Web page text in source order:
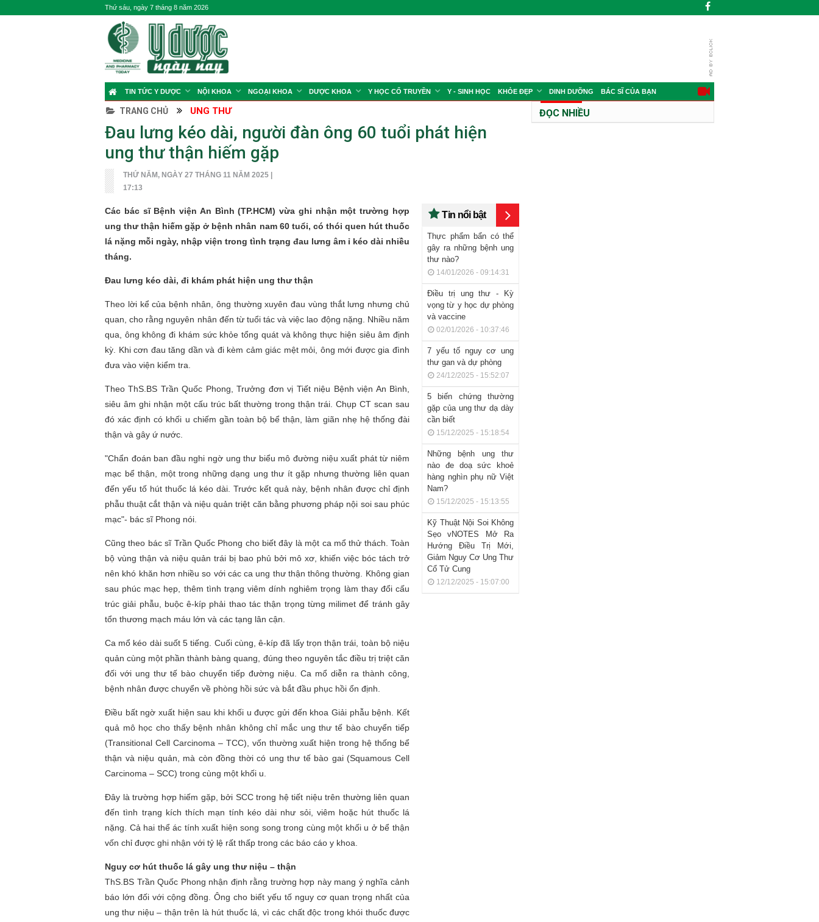
Thứ sáu, ngày 7 tháng 8 năm 2026
TIN TỨC Y DƯỢC NỘI KHOA NGOẠI KHOA DƯỢC KHOA Y HỌC CỔ TRUYỀN Y - SINH HỌC KHỎE ĐẸP DINH DƯỠNG BÁC SĨ CỦA BẠN
TRANG CHỦ UNG THƯ
Đau lưng kéo dài, người đàn ông 60 tuổi phát hiện
ung thư thận hiếm gặp
THỨ NĂM, NGÀY 27 THÁNG 11 NĂM 2025 |
17:13
Các bác sĩ Bệnh viện An Bình (TP.HCM) vừa ghi nhận một trường hợp
ung thư thận hiếm gặp ở bệnh nhân nam 60 tuổi, có thói quen hút thuốc
lá nặng mỗi ngày, nhập viện trong tình trạng đau lưng âm ỉ kéo dài nhiều
tháng.
Đau lưng kéo dài, đi khám phát hiện ung thư thận
Theo lời kể của bệnh nhân, ông thường xuyên đau vùng thắt lưng nhưng chủ
quan, cho rằng nguyên nhân đến từ tuổi tác và việc lao động nặng. Nhiều năm
qua, ông không đi khám sức khỏe tổng quát và không thực hiện siêu âm định
kỳ. Khi cơn đau tăng dần và đi kèm cảm giác mệt mỏi, ông mới được gia đình
đưa vào viện kiểm tra.
Theo ThS.BS Trần Quốc Phong, Trưởng đơn vị Tiết niệu Bệnh viện An Bình,
siêu âm ghi nhận một cấu trúc bất thường trong thận trái. Chụp CT scan sau
đó xác định có khối u chiếm gần toàn bộ bể thận, làm giãn nhẹ hệ thống đài
thận và gây ứ nước.
"Chẩn đoán ban đầu nghi ngờ ung thư biểu mô đường niệu xuất phát từ niêm
mạc bể thận, một trong những dạng ung thư ít gặp nhưng thường liên quan
đến yếu tố hút thuốc lá kéo dài. Trước kết quả này, bệnh nhân được chỉ định
phẫu thuật cắt thận và niệu quản triệt căn bằng phương pháp nội soi sau phúc
mạc"- bác sĩ Phong nói.
Cũng theo bác sĩ Trần Quốc Phong cho biết đây là một ca mổ thử thách. Toàn
bộ vùng thận và niệu quản trái bị bao phủ bởi mô xơ, khiến việc bóc tách trở
nên khó khăn hơn nhiều so với các ca ung thư thận thông thường. Không gian
sau phúc mạc hẹp, thêm tình trạng viêm dính nghiêm trọng làm thay đổi cấu
trúc giải phẫu, buộc ê-kíp phải thao tác thận trọng từng milimet để tránh gây
tổn thương mạch máu lớn và các tạng lân cận.
Ca mổ kéo dài suốt 5 tiếng. Cuối cùng, ê-kíp đã lấy trọn thận trái, toàn bộ niệu
quản cùng một phần thành bàng quang, đúng theo nguyên tắc điều trị triệt căn
đối với ung thư tế bào chuyển tiếp đường niệu. Ca mổ diễn ra thành công,
bệnh nhân được chuyển về phòng hồi sức và bắt đầu phục hồi ổn định.
Điều bất ngờ xuất hiện sau khi khối u được gửi đến khoa Giải phẫu bệnh. Kết
quả mô học cho thấy bệnh nhân không chỉ mắc ung thư tế bào chuyển tiếp
(Transitional Cell Carcinoma – TCC), vốn thường xuất hiện trong hệ thống bể
thận và niệu quản, mà còn đồng thời có ung thư tế bào gai (Squamous Cell
Carcinoma – SCC) trong cùng một khối u.
Đây là trường hợp hiếm gặp, bởi SCC trong hệ tiết niệu trên thường liên quan
đến tình trạng kích thích mạn tính kéo dài như sỏi, viêm hoặc hút thuốc lá
nặng. Cả hai thể ác tính xuất hiện song song trong cùng một khối u ở bể thận
vốn chỉ được ghi nhận với tỷ lệ rất thấp trong các báo cáo y khoa.
Nguy cơ hút thuốc lá gây ung thư niệu – thận
ThS.BS Trần Quốc Phong nhận định rằng trường hợp này mang ý nghĩa cảnh
báo lớn đối với cộng đồng. Ông cho biết yếu tố nguy cơ quan trọng nhất của
ung thư niệu – thận trên là hút thuốc lá, vì các chất độc trong khói thuốc được
Tin nổi bật
Thực phẩm bẩn có thể
gây ra những bệnh ung
thư nào?
14/01/2026 - 09:14:31
Điều trị ung thư - Kỳ
vọng từ y học dự phòng
và vaccine
02/01/2026 - 10:37:46
7 yếu tố nguy cơ ung
thư gan và dự phòng
24/12/2025 - 15:52:07
5 biến chứng thường
gặp của ung thư dạ dày
cần biết
15/12/2025 - 15:18:54
Những bệnh ung thư
nào đe doạ sức khoẻ
hàng nghìn phụ nữ Việt
Nam?
15/12/2025 - 15:13:55
Kỹ Thuật Nội Soi Không
Sẹo vNOTES Mở Ra
Hướng Điều Trị Mới,
Giảm Nguy Cơ Ung Thư
Cổ Tử Cung
12/12/2025 - 15:07:00
ĐỌC NHIỀU